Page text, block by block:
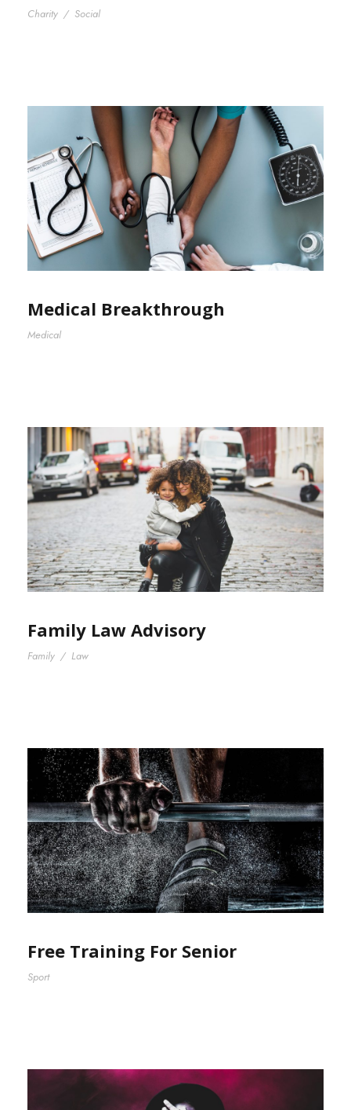
Charity / Social
Medical Breakthrough
Medical
Family Law Advisory
Family / Law
Free Training For Senior
Sport